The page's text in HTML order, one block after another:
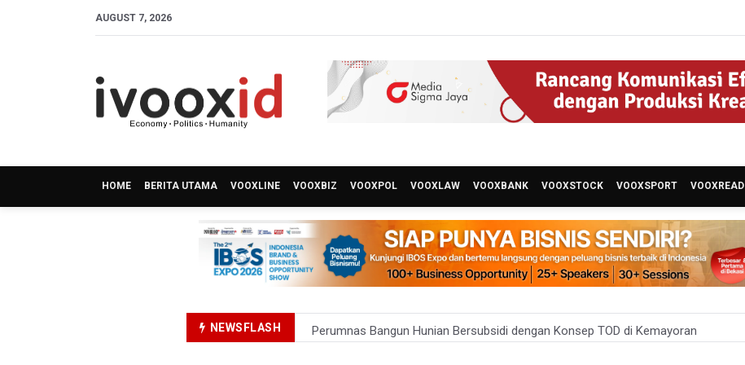
AUGUST 7, 2026
HOME BERITA UTAMA VOOXLINE VOOXBIZ VOOXPOL VOOXLAW VOOXBANK VOOXSTOCK VOOXSPORT VOOXREAD
NEWSFLASH
Perumnas Bangun Hunian Bersubsidi dengan Konsep TOD di Kemayoran